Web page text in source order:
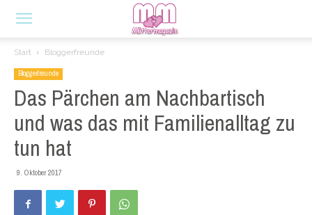
Start Bloggerfreunde
Bloggerfreunde
Das Pärchen am Nachbartisch
und was das mit Familienalltag zu
tun hat
9. Oktober 2017